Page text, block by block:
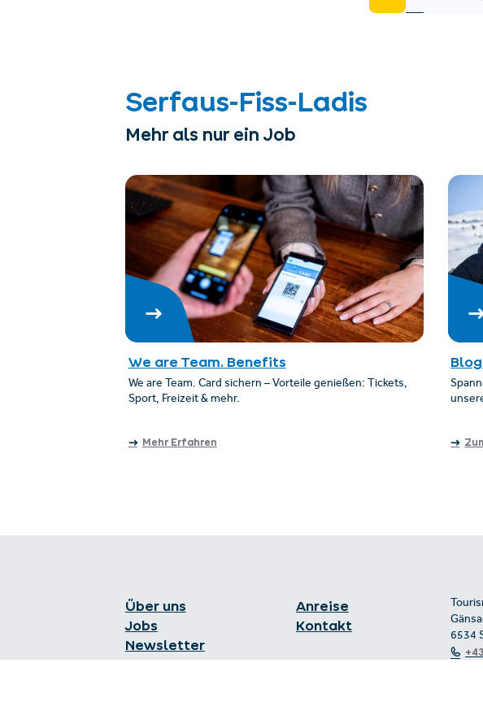
Serfaus-Fiss-Ladis
Mehr als nur ein Job
We are Team. Benefits
We are Team. Card sichern – Vorteile genießen: Tickets,
Sport, Freizeit & mehr.
Mehr Erfahren
Über uns
Jobs
Newsletter
Anreise
Kontakt
6534